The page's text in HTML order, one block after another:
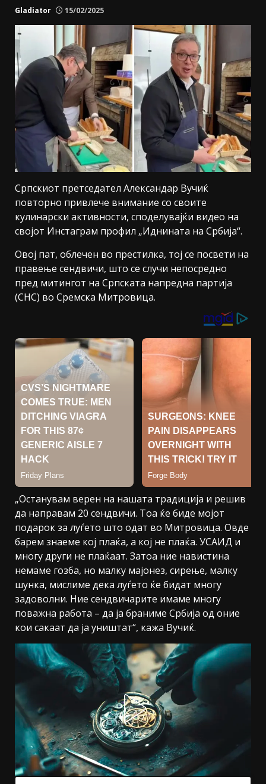
Gladiator 15/02/2025
Српскиот претседател Александар Вучиќ
повторно привлече внимание со своите
кулинарски активности, споделувајќи видео на
својот Инстаграм профил „Иднината на Србија“.
Овој пат, облечен во престилка, тој се посвети на
правење сендвичи, што се случи непосредно
пред митингот на Српската напредна партија
(СНС) во Сремска Митровица.
„Останувам верен на нашата традиција и решив
да направам 20 сендвичи. Тоа ќе биде мојот
подарок за луѓето што одат во Митровица. Овде
барем знаеме кој плаќа, а кој не плаќа. УСАИД и
многу други не плаќаат. Затоа ние навистина
немаме гозба, но малку мајонез, сирење, малку
шунка, мислиме дека луѓето ќе бидат многу
задоволни. Ние сендвичарите имаме многу
поважна работа – да ја браниме Србија од оние
кои сакаат да ја уништат“, кажа Вучиќ.